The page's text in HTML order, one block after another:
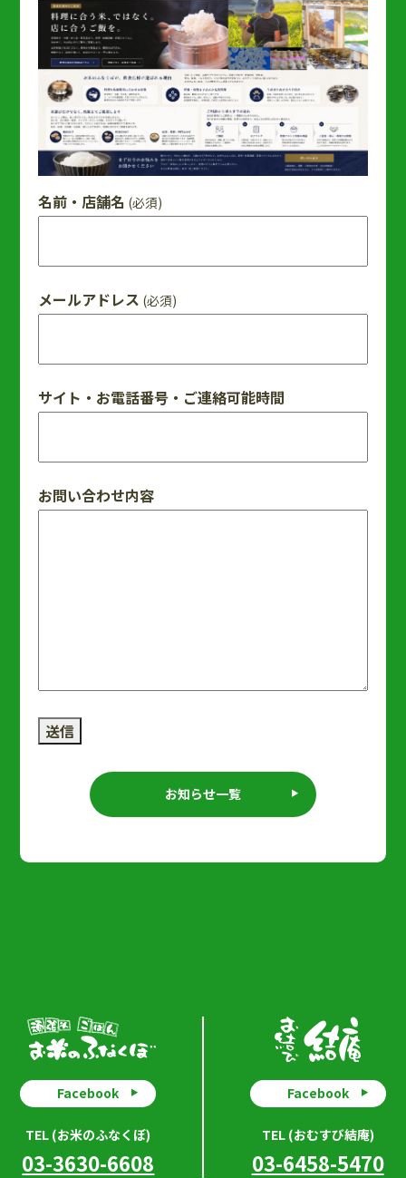
名前・店舗名 (必須)
メールアドレス (必須)
サイト・お電話番号・ご連絡可能時間
お問い合わせ内容
送信
お知らせ一覧
Facebook
TEL (お米のふなくぼ)
03-3630-6608
Facebook
TEL (おむすび結庵)
03-6458-5470